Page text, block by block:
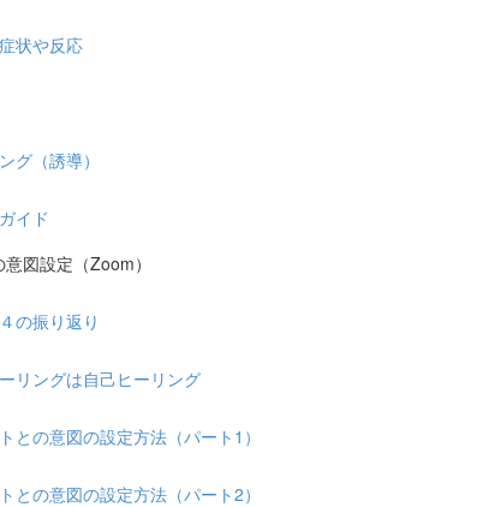
状や反応
グ（誘導）
イド
図設定（Zoom）
の振り返り
リングは自己ヒーリング
との意図の設定方法（パート1）
との意図の設定方法（パート2）